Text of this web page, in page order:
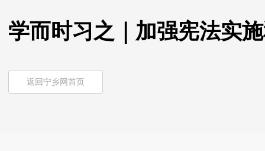
学而时习之｜加强宪法实
返回宁乡网首页